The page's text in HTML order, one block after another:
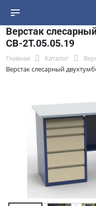
Верстак
СВ-2Т.05.05.19
Главная Каталог
Верстак слесарный